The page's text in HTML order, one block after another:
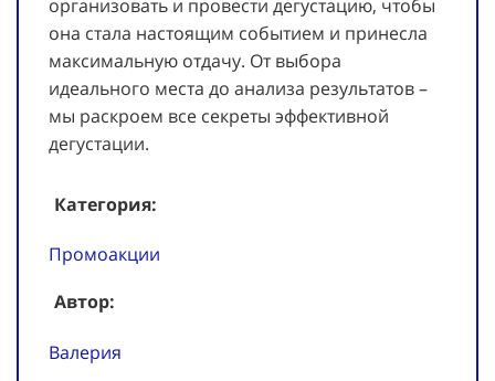
организовать и провести дегустацию, чтобы
она стала настоящим событием и принесла
максимальную отдачу. От выбора
идеального места до анализа результатов –
мы раскроем все секреты эффективной
дегустации.
Категория:
Промоакции
Автор:
Валерия